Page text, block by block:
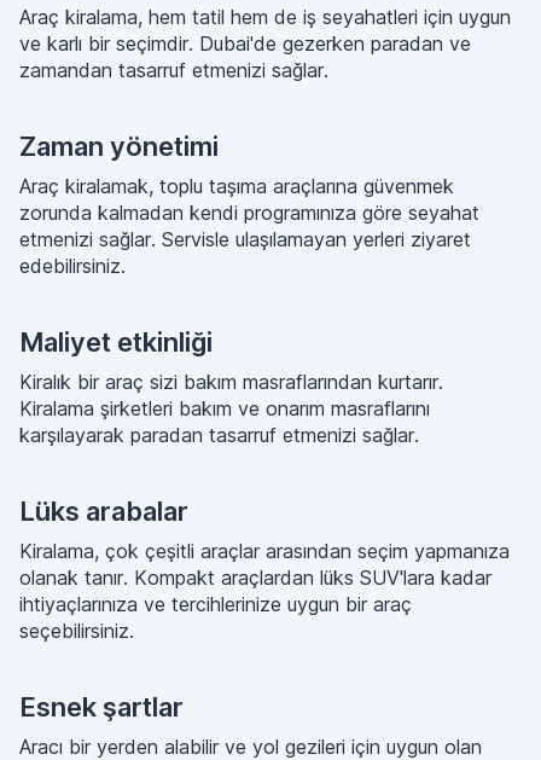
Araç kiralama, hem tatil hem de iş seyahatleri için uygun
ve karlı bir seçimdir. Dubai'de gezerken paradan ve
zamandan tasarruf etmenizi sağlar.
Zaman yönetimi
Araç kiralamak, toplu taşıma araçlarına güvenmek
zorunda kalmadan kendi programınıza göre seyahat
etmenizi sağlar. Servisle ulaşılamayan yerleri ziyaret
edebilirsiniz.
Maliyet etkinliği
Kiralık bir araç sizi bakım masraflarından kurtarır.
Kiralama şirketleri bakım ve onarım masraflarını
karşılayarak paradan tasarruf etmenizi sağlar.
Lüks arabalar
Kiralama, çok çeşitli araçlar arasından seçim yapmanıza
olanak tanır. Kompakt araçlardan lüks SUV'lara kadar
ihtiyaçlarınıza ve tercihlerinize uygun bir araç
seçebilirsiniz.
Esnek şartlar
Aracı bir yerden alabilir ve yol gezileri için uygun olan